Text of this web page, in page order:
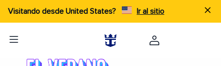
Visitando desde United States? Ir al sitio